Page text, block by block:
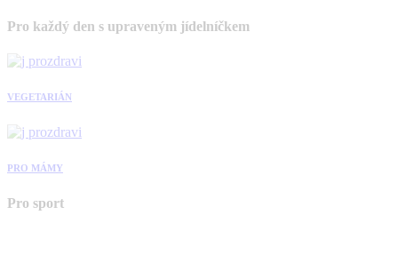
Pro každý den s upraveným jídelníčkem
VEGETARIÁN
PRO MÁMY
Pro sport